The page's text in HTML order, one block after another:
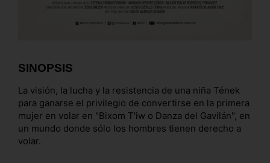
SINOPSIS
La visión, la lucha y la resistencia de una niña Tének
para ganarse el privilegio de convertirse en la primera
mujer en volar en "Bixom T'iw o Danza del Gavilán", en
un mundo donde sólo los hombres tienen derecho a
volar.